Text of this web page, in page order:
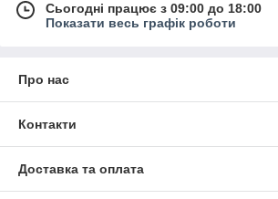
Сьогодні працює з 09:00 до 18:00
Показати весь графік роботи
Про нас
Контакти
Доставка та оплата